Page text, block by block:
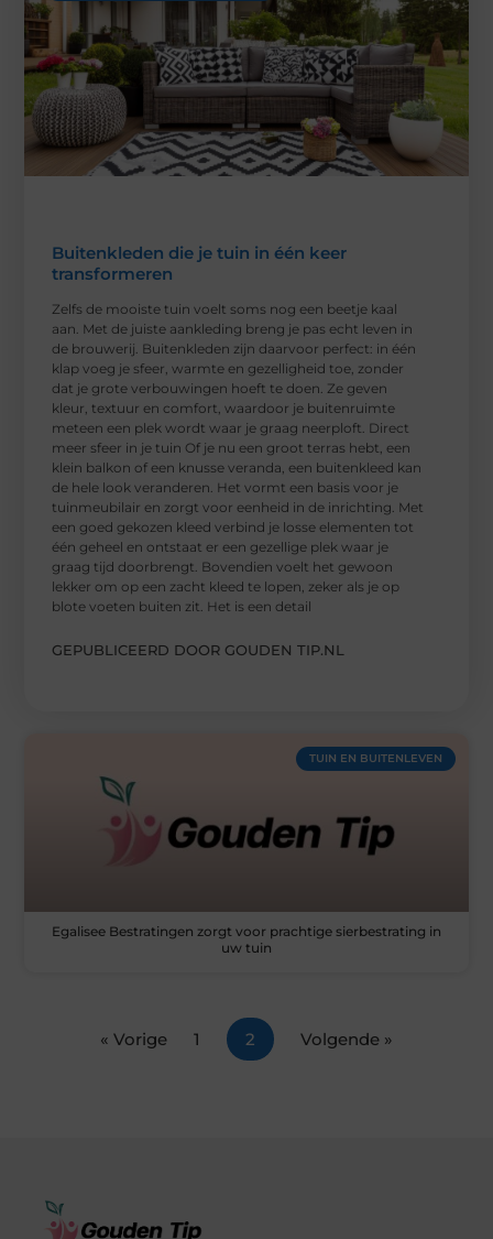
Buitenkleden die je tuin in één keer
transformeren
Zelfs de mooiste tuin voelt soms nog een beetje kaal
aan. Met de juiste aankleding breng je pas echt leven in
de brouwerij. Buitenkleden zijn daarvoor perfect: in één
klap voeg je sfeer, warmte en gezelligheid toe, zonder
dat je grote verbouwingen hoeft te doen. Ze geven
kleur, textuur en comfort, waardoor je buitenruimte
meteen een plek wordt waar je graag neerploft. Direct
meer sfeer in je tuin Of je nu een groot terras hebt, een
klein balkon of een knusse veranda, een buitenkleed kan
de hele look veranderen. Het vormt een basis voor je
tuinmeubilair en zorgt voor eenheid in de inrichting. Met
een goed gekozen kleed verbind je losse elementen tot
één geheel en ontstaat er een gezellige plek waar je
graag tijd doorbrengt. Bovendien voelt het gewoon
lekker om op een zacht kleed te lopen, zeker als je op
blote voeten buiten zit. Het is een detail
GEPUBLICEERD DOOR GOUDEN TIP.NL
TUIN EN BUITENLEVEN
Egalisee Bestratingen zorgt voor prachtige sierbestrating in
uw tuin
« Vorige 1 2 Volgende »